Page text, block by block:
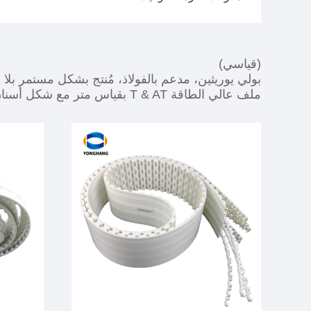
(قياسي)
بولي يوريثين، مدعم بالفولاذ، مُنتج بشكل مستمر بلا
ملف عالي الطاقة T & AT بقياس متر مع شكل أسنان ذي شكل هرمي.